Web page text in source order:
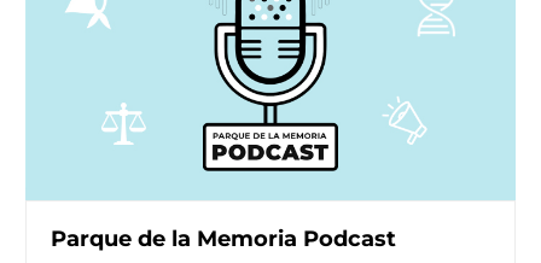
Parque de la Memoria Podcast